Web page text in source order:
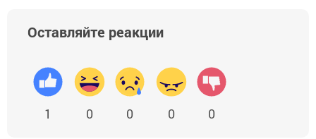
Оставляйте реакции
1 0 0 0 0